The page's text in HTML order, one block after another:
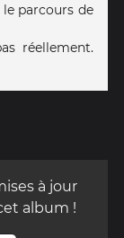
parcours de
réellement.
à jour
album !